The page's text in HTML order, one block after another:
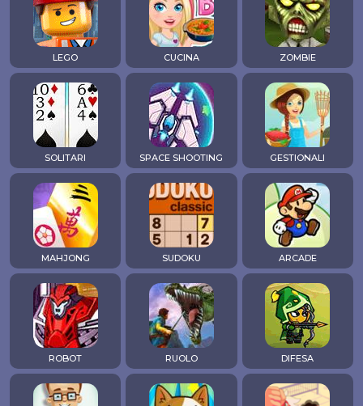
LEGO CUCINA ZOMBIE
SOLITARI SPACE SHOOTING GESTIONALI
MAHJONG SUDOKU ARCADE
ROBOT RUOLO DIFESA